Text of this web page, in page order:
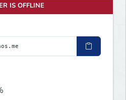
IS OFFLINE